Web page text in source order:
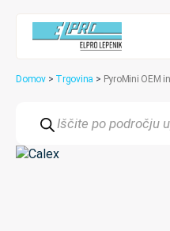
Domov > Trgovina > PyroMini OEM
search